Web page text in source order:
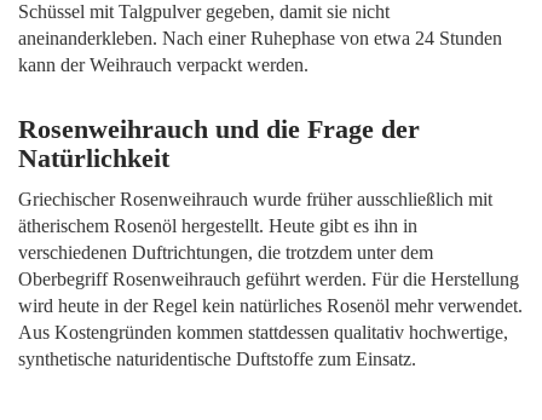
Schüssel mit Talgpulver gegeben, damit sie nicht
aneinanderkleben. Nach einer Ruhephase von etwa 24 Stunden
kann der Weihrauch verpackt werden.
Rosenweihrauch und die Frage der
Natürlichkeit
Griechischer Rosenweihrauch wurde früher ausschließlich mit
ätherischem Rosenöl hergestellt. Heute gibt es ihn in
verschiedenen Duftrichtungen, die trotzdem unter dem
Oberbegriff Rosenweihrauch geführt werden. Für die Herstellung
wird heute in der Regel kein natürliches Rosenöl mehr verwendet.
Aus Kostengründen kommen stattdessen qualitativ hochwertige,
synthetische naturidentische Duftstoffe zum Einsatz.